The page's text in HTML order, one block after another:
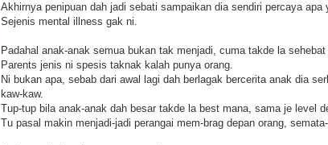
Akhirnya penipuan dah jadi sebati sampaikan dia sendiri percaya
Sejenis mental illness gak ni.
Padahal anak-anak semua bukan tak menjadi, cuma takde la
Parents jenis ni spesis taknak kalah punya orang.
Ni bukan apa, sebab dari awal lagi dah berlagak bercerita anak dia
kaw-kaw.
Tup-tup bila anak-anak dah besar takde la best mana, sama je level
Tu pasal makin menjadi-jadi perangai mem-brag depan orang,